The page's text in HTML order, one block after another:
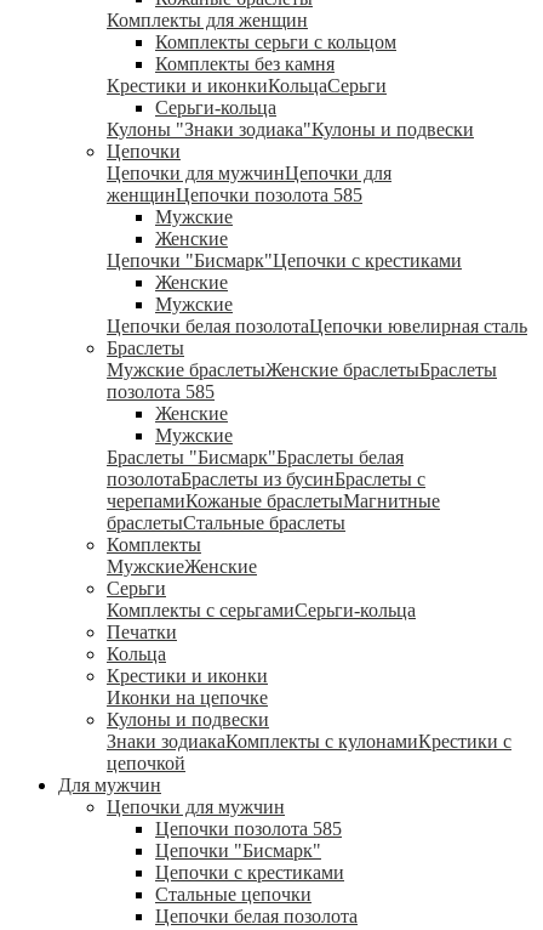
Комплекты для женщин
Комплекты серьги с кольцом
Комплекты без камня
Крестики и иконкиКольцаСерьги
Серьги-кольца
Кулоны "Знаки зодиака"Кулоны и подвески
Цепочки
Цепочки для мужчинЦепочки для
женщинЦепочки позолота 585
Мужские
Женские
Цепочки "Бисмарк"Цепочки с крестиками
Женские
Мужские
Цепочки белая позолотаЦепочки ювелирная сталь
Браслеты
Мужские браслетыЖенские браслетыБраслеты
позолота 585
Женские
Мужские
Браслеты "Бисмарк"Браслеты белая
позолотаБраслеты из бусинБраслеты с
черепамиКожаные браслетыМагнитные
браслетыСтальные браслеты
Комплекты
МужскиеЖенские
Серьги
Комплекты с серьгамиСерьги-кольца
Печатки
Кольца
Крестики и иконки
Иконки на цепочке
Кулоны и подвески
Знаки зодиакаКомплекты с кулонамиКрестики с
цепочкой
Для мужчин
Цепочки для мужчин
Цепочки позолота 585
Цепочки "Бисмарк"
Цепочки с крестиками
Стальные цепочки
Цепочки белая позолота